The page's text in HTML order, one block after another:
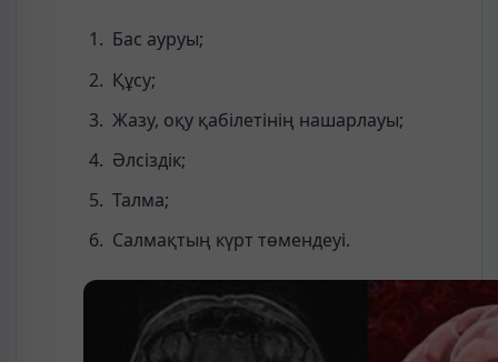
Бас ауруы;
Құсу;
Жазу, оқу қабілетінің нашарлауы;
Әлсіздік;
Талма;
Салмақтың күрт төмендеуі.